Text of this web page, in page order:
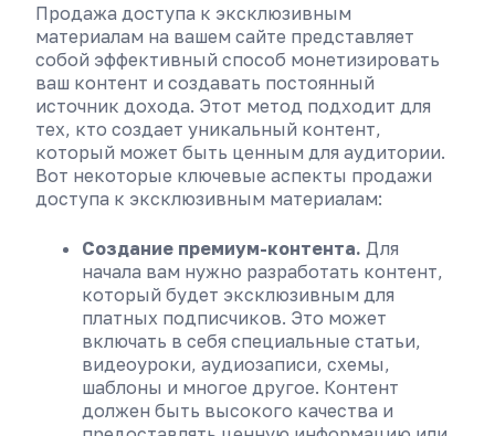
Продажа доступа к эксклюзивным
материалам на вашем сайте представляет
собой эффективный способ монетизировать
ваш контент и создавать постоянный
источник дохода. Этот метод подходит для
тех, кто создает уникальный контент,
который может быть ценным для аудитории.
Вот некоторые ключевые аспекты продажи
доступа к эксклюзивным материалам:
Создание премиум-контента. Для
начала вам нужно разработать контент,
который будет эксклюзивным для
платных подписчиков. Это может
включать в себя специальные статьи,
видеоуроки, аудиозаписи, схемы,
шаблоны и многое другое. Контент
должен быть высокого качества и